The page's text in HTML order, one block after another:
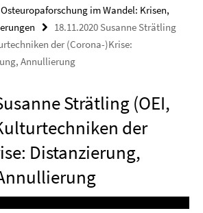
Osteuropaforschung im Wandel: Krisen,
18.11.2020 Susanne Strätling
der (Corona-)Krise:
Annullierung
Strätling (OEI,
der
Distanzierung,